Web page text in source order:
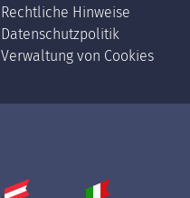
Rechtliche Hinweise
Datenschutzpolitik
Verwaltung von Cookies